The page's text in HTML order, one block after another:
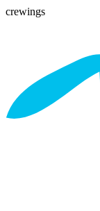
crewings